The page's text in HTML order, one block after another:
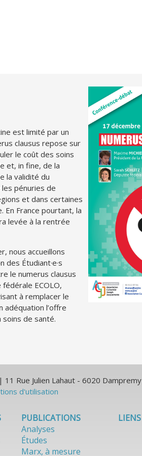
est limité par un
clausus repose sur
le coût des soins
et, in fine, de la
la validité du
pénuries de
et dans certaines
En France pourtant, la
levée à la rentrée
nous accueillons
Étudiant·e·s
le numerus clausus
ECOLO,
à remplacer le
l’offre
de santé.
Rue Julien Lahaut - 6020 Dampremy
d'utilisation
PUBLICATIONS
Analyses
Études
Marx, à mesure
LIENS